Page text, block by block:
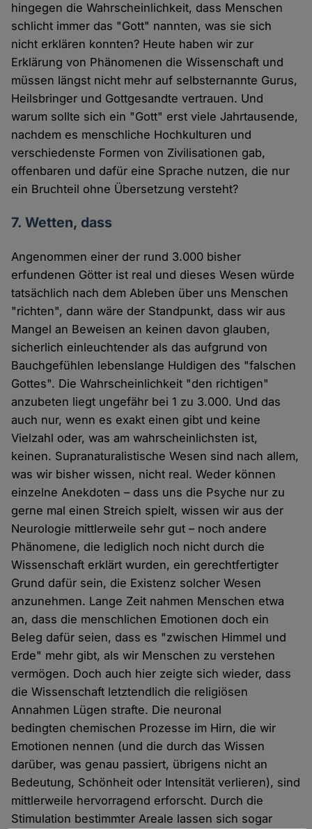
hingegen die Wahrscheinlichkeit, dass Menschen
schlicht immer das "Gott" nannten, was sie sich
nicht erklären konnten? Heute haben wir zur
Erklärung von Phänomenen die Wissenschaft und
müssen längst nicht mehr auf selbsternannte Gurus,
Heilsbringer und Gottgesandte vertrauen. Und
warum sollte sich ein "Gott" erst viele Jahrtausende,
nachdem es menschliche Hochkulturen und
verschiedenste Formen von Zivilisationen gab,
offenbaren und dafür eine Sprache nutzen, die nur
ein Bruchteil ohne Übersetzung versteht?
7. Wetten, dass
Angenommen einer der rund 3.000 bisher
erfundenen Götter ist real und dieses Wesen würde
tatsächlich nach dem Ableben über uns Menschen
"richten", dann wäre der Standpunkt, dass wir aus
Mangel an Beweisen an keinen davon glauben,
sicherlich einleuchtender als das aufgrund von
Bauchgefühlen lebenslange Huldigen des "falschen
Gottes". Die Wahrscheinlichkeit "den richtigen"
anzubeten liegt ungefähr bei 1 zu 3.000. Und das
auch nur, wenn es exakt einen gibt und keine
Vielzahl oder, was am wahrscheinlichsten ist,
keinen. Supranaturalistische Wesen sind nach allem,
was wir bisher wissen, nicht real. Weder können
einzelne Anekdoten – dass uns die Psyche nur zu
gerne mal einen Streich spielt, wissen wir aus der
Neurologie mittlerweile sehr gut – noch andere
Phänomene, die lediglich noch nicht durch die
Wissenschaft erklärt wurden, ein gerechtfertigter
Grund dafür sein, die Existenz solcher Wesen
anzunehmen. Lange Zeit nahmen Menschen etwa
an, dass die menschlichen Emotionen doch ein
Beleg dafür seien, dass es "zwischen Himmel und
Erde" mehr gibt, als wir Menschen zu verstehen
vermögen. Doch auch hier zeigte sich wieder, dass
die Wissenschaft letztendlich die religiösen
Annahmen Lügen strafte. Die neuronal
bedingten chemischen Prozesse im Hirn, die wir
Emotionen nennen (und die durch das Wissen
darüber, was genau passiert, übrigens nicht an
Bedeutung, Schönheit oder Intensität verlieren), sind
mittlerweile hervorragend erforscht. Durch die
Stimulation bestimmter Areale lassen sich sogar